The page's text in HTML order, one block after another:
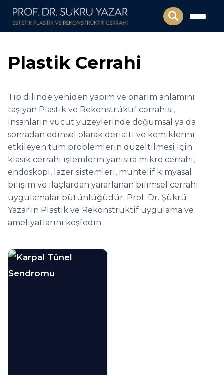
Plastik Cerrahi
Tıp dilinde yeniden yapım ve onarım anlamını
taşıyan Plastik ve Rekonstrüktif cerrahisi,
insanların vücut yüzeylerinde doğumsal ya da
sonradan edinsel olarak derialtı ve kemiklerini
etkileyen tüm problemlerin düzeltilmesi için
klasik cerrahi işlemlerin yanısıra mikro cerrahi,
endoskopi, lazer sistemleri, muhtelif kimyasal
bilişim ve ilaçlardan yararlanan bilimsel cerrahi
uygulamalar bütünlüğüdür. Prof. Dr. Şükrü
Yazar'ın Plastik ve Rekonstrüktif uygulama ve
ameliyatlarını keşfedin.